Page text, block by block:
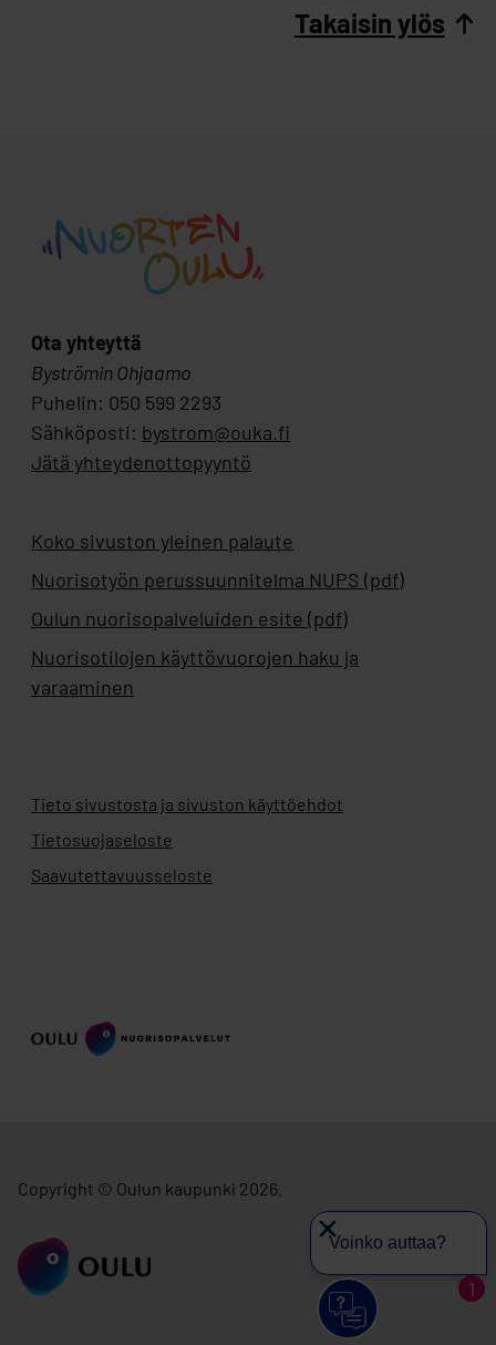
Takaisin ylös
Ota yhteyttä
Byströmin Ohjaamo
Puhelin: 050 599 2293
Sähköposti: bystrom@ouka.fi
Jätä yhteydenottopyyntö
Koko sivuston yleinen palaute
Nuorisotyön perussuunnitelma NUPS (pdf)
Oulun nuorisopalveluiden esite (pdf)
Nuorisotilojen käyttövuorojen haku ja
varaaminen
Tieto sivustosta ja sivuston käyttöehdot
Tietosuojaseloste
Saavutettavuusseloste
Copyright © Oulun kaupunki 2026.
siirry ouka.fi Voinko auttaa?
1